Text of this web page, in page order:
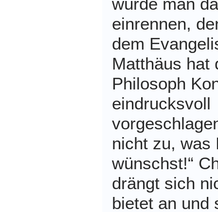
einrennen,
dem
Matthäus hat
Philosoph
eindrucksvoll
nicht zu, was
wünschst!“
drängt sich
bietet an und